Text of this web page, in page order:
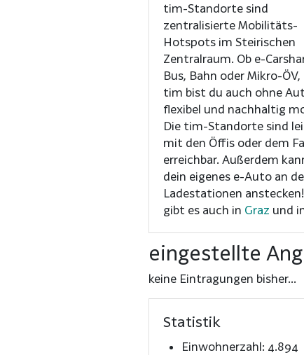
tim-Standorte sind
zentralisierte Mobilitäts-
Hotspots im Steirischen
Zentralraum. Ob e-
Bus, Bahn oder Mikro-
tim bist du auch ohne
flexibel und nachhaltig
Die tim-Standorte sind
mit den Öffis oder dem
erreichbar. Außerdem
dein eigenes e-Auto an
Ladestationen anstecken! tim
gibt es auch in Graz und
eingestellte
keine Eintragungen bisher...
Statistik
Einwohnerzahl: 4.894